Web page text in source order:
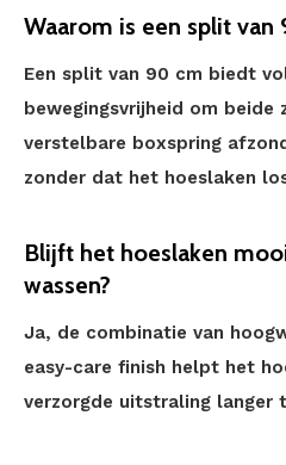
Waarom is een split van
Een split van 90 cm biedt
bewegingsvrijheid om beide
verstelbare boxspring
zonder dat het hoeslaken
Blijft het hoeslaken
wassen?
Ja, de combinatie van
easy-care finish helpt het
verzorgde uitstraling langer